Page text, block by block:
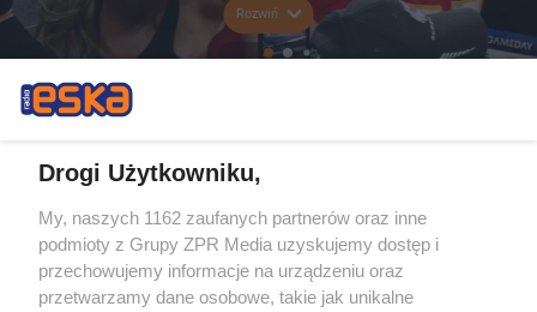
Rozwiń
Drogi Użytkowniku,
My, naszych 1162 zaufanych partnerów oraz inne
podmioty z Grupy ZPR Media uzyskujemy dostęp i
przechowujemy informacje na urządzeniu oraz
przetwarzamy dane osobowe, takie jak unikalne